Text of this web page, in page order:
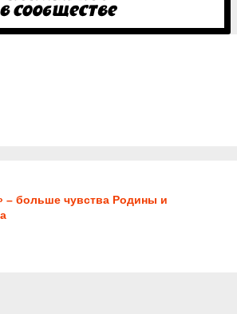
– больше чувства Родины и